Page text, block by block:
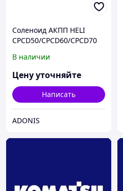
Соленоид АКПП HELI
CPCD50/CPCD60/CPCD70
В наличии
Цену уточняйте
Написать
ADONIS